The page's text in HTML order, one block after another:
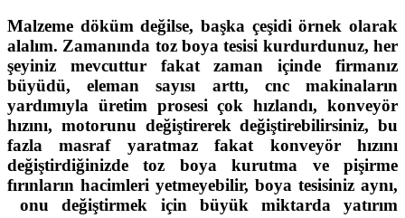
Malzeme döküm değilse, başka çeşidi örnek olarak
alalım. Zamanında toz boya tesisi kurdurdunuz, her
şeyiniz mevcuttur fakat zaman içinde firmanız
büyüdü, eleman sayısı arttı, cnc makinaların
yardımıyla üretim prosesi çok hızlandı, konveyör
hızını, motorunu değiştirerek değiştirebilirsiniz, bu
fazla masraf yaratmaz fakat konveyör hızını
değiştirdiğinizde toz boya kurutma ve pişirme
fırınların hacimleri yetmeyebilir, boya tesisiniz aynı,
onu değiştirmek için büyük miktarda yatırım